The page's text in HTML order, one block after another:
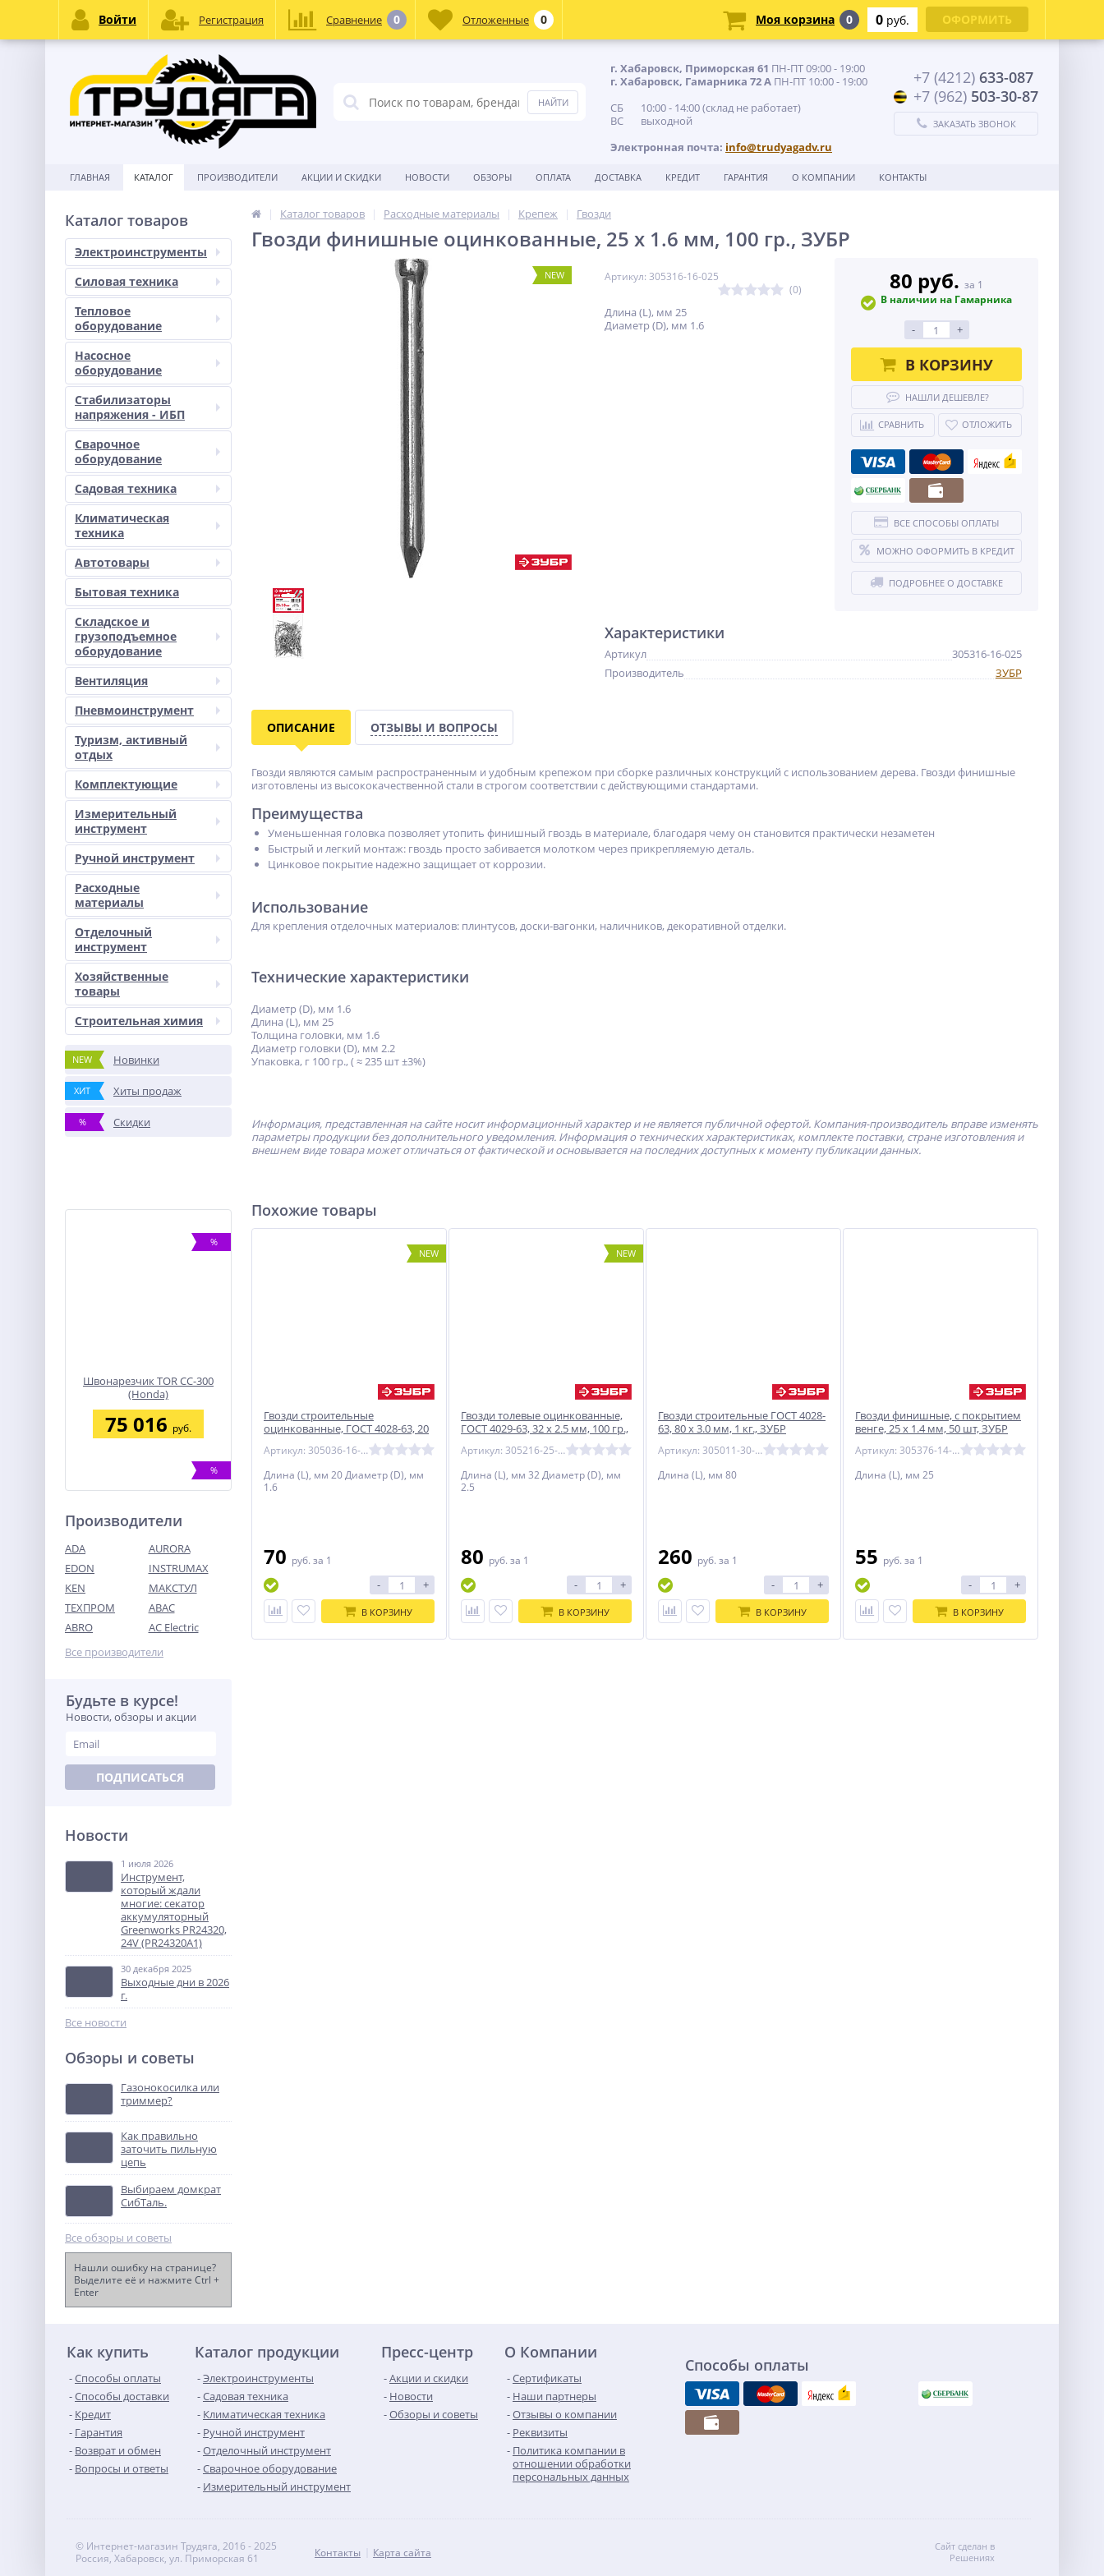
г. Хабаровск, Приморская 61 ПН-ПТ 09:00 - 19:00
г. Хабаровск, Гамарника 72 А ПН-ПТ 10:00 - 19:00
СБ 10:00 - 14:00 (склад не работает)
ВС выходной
Электронная почта: info@trudyagadv.ru
+7 (4212) 633-087
+7 (962) 503-30-87
ЗАКАЗАТЬ ЗВОНОК
ГЛАВНАЯ КАТАЛОГ ПРОИЗВОДИТЕЛИ АКЦИИ И СКИДКИ НОВОСТИ ОБЗОРЫ ОПЛАТА ДОСТАВКА КРЕДИТ ГАРАНТИЯ О КОМПАНИИ КОНТАКТЫ
Каталог товаров
Электроинструменты
Силовая техника
Тепловое
оборудование
Насосное
оборудование
Стабилизаторы
напряжения - ИБП
Сварочное
оборудование
Садовая техника
Климатическая
техника
Автотовары
Бытовая техника
Складское и
грузоподъемное
оборудование
Вентиляция
Пневмоинструмент
Туризм, активный
отдых
Комплектующие
Измерительный
инструмент
Ручной инструмент
Расходные
материалы
Отделочный
инструмент
Хозяйственные
товары
Строительная химия
NEW Новинки
ХИТ Хиты продаж
% Скидки
%
Швонарезчик TOR CC-300
(Honda)
75 016 руб.
%
Цепная пила
аккумуляторная WORX
WG384E, 40В, 35 см,
бесщеточная, 2*2,0 Ач,
двойное ЗУ 2x2A
34 990
Триммер бензиновый
GSB 230-2, AutoCut 25-2)
34 990руб.
NEW
Дрель-шуруповерт акк.
б/щет,
45/90Нм,1x5Ач,ЗУ,кор
(3707507OUG)
14 990
%
Гайковерт ударный акк.
Greenworks GD24IW400,
(3802907CUG)
Производители
ADA
AURORA
EDON
INSTRUMAX
KEN
МАКСТУЛ
ТЕХПРОМ
ABAC
ABRO
AC Electric
Все производители
Будьте в курсе!
Новости, обзоры и акции
ПОДПИСАТЬСЯ
Новости
1 июля 2026
Инструмент,
который ждали
многие: секатор
аккумуляторный
Greenworks PR24320,
24V (PR24320A1)
30 декабря 2025
Выходные дни в 2026
г.
Все новости
Обзоры и советы
Газонокосилка или
триммер?
Как правильно
заточить пильную
цепь
Выбираем домкрат
СибТаль.
Все обзоры и советы
Нашли ошибку на странице?
Выделите её и нажмите Ctrl +
Enter
Каталог товаров Расходные материалы Крепеж Гвозди
Гвозди финишные оцинкованные, 25 х 1.6 мм, 100 гр., ЗУБР
NEW
Артикул: 305316-16-025
(0)
Длина (L), мм 25
Диаметр (D), мм 1.6
80 руб. за 1
В наличии на Гамарника
- +
В КОРЗИНУ
НАШЛИ ДЕШЕВЛЕ?
СРАВНИТЬ ОТЛОЖИТЬ
ВСЕ СПОСОБЫ ОПЛАТЫ
МОЖНО ОФОРМИТЬ В КРЕДИТ
ПОДРОБНЕЕ О ДОСТАВКЕ
Характеристики
Артикул
305316-16-025
Производитель
ЗУБР
ОПИСАНИЕ ОТЗЫВЫ И ВОПРОСЫ
Гвозди являются самым распространенным и удобным крепежом при сборке различных конструкций с использованием дерева. Гвозди финишные
изготовлены из высококачественной стали в строгом соответствии с действующими стандартами.
Преимущества
Уменьшенная головка позволяет утопить финишный гвоздь в материале, благодаря чему он становится практически незаметен
Быстрый и легкий монтаж: гвоздь просто забивается молотком через прикрепляемую деталь.
Цинковое покрытие надежно защищает от коррозии.
Использование
Для крепления отделочных материалов: плинтусов, доски-вагонки, наличников, декоративной отделки.
Технические характеристики
Диаметр (D), мм 1.6
Длина (L), мм 25
Толщина головки, мм 1.6
Диаметр головки (D), мм 2.2
Упаковка, г 100 гр., ( ≈ 235 шт ±3%)
Информация, представленная на сайте носит информационный характер и не является публичной офертой. Компания-производитель вправе изменять
параметры продукции без дополнительного уведомления. Информация о технических характеристиках, комплекте поставки, стране изготовления и
внешнем виде товара может отличаться от фактической и основывается на последних доступных к моменту публикации данных.
Похожие товары
NEW
Гвозди строительные
оцинкованные, ГОСТ 4028-63, 20
х 1.6 мм, 100 гр., ЗУБР
Артикул: 305036-16-020
Длина (L), мм 20 Диаметр (D), мм
1.6
70 руб. за 1
- +
В КОРЗИНУ
NEW
Гвозди толевые оцинкованные,
ГОСТ 4029-63, 32 х 2.5 мм, 100 гр.,
Артикул: 305216-25-032
Длина (L), мм 32 Диаметр (D), мм
2.5
80 руб. за 1
- +
В КОРЗИНУ
Гвозди строительные ГОСТ 4028-
63, 80 х 3.0 мм, 1 кг., ЗУБР
Артикул: 305011-30-080
Длина (L), мм 80
260 руб. за 1
- +
В КОРЗИНУ
Гвозди финишные, с покрытием
венге, 25 х 1.4 мм, 50 шт, ЗУБР
Артикул: 305376-14-25
Длина (L), мм 25
55 руб. за 1
- +
В КОРЗИНУ
Как купить
Способы оплаты
Способы доставки
Кредит
Гарантия
Возврат и обмен
Вопросы и ответы
Каталог продукции
Электроинструменты
Садовая техника
Климатическая техника
Ручной инструмент
Отделочный инструмент
Сварочное оборудование
Измерительный инструмент
Пресс-центр
Акции и скидки
Новости
Обзоры и советы
О Компании
Сертификаты
Наши партнеры
Отзывы о компании
Реквизиты
Политика компании в
отношении обработки
персональных данных
Способы оплаты
© Интернет-магазин Трудяга, 2016 - 2025
Россия, Хабаровск, ул. Приморская 61
Контакты Карта сайта
Сайт сделан в
Решениях
Войти Регистрация Сравнение 0 Отложенные 0 Моя корзина 0 0 руб. ОФОРМИТЬ